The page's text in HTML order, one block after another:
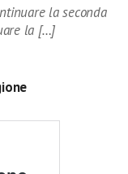
la seconda
la […]